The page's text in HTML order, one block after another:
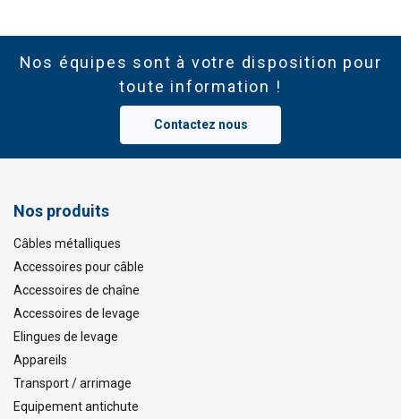
Nos équipes sont à votre disposition pour
toute information !
Contactez nous
Nos produits
Câbles métalliques
Accessoires pour câble
Accessoires de chaîne
Accessoires de levage
Elingues de levage
Appareils
Transport / arrimage
Equipement antichute